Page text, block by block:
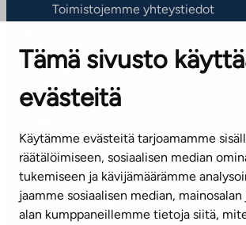
Tämä sivusto
evästeitä
Käytämme evästeitä tarjoamamme
räätälöimiseen, sosiaalisen median
tukemiseen ja kävijämäärämme
jaamme sosiaalisen median,
alan kumppaneillemme tietoja siitä,
Toimistojemme yhteystiedot
ASIAKASPALVELUKESKUS
Puh. 045 7734 3777
(arkisin klo 8-16)
info@ta.fi
Tilaa uutiskirje